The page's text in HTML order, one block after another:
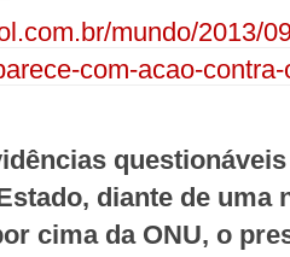
mundo/2013/
com-acao-
diante de uma
cima da ONU, o